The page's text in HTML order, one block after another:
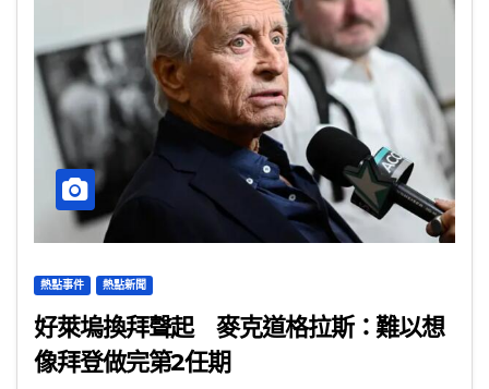
熱點事件 熱點新聞
好萊塢換拜聲起 麥克道格拉斯：難以想
像拜登做完第2任期